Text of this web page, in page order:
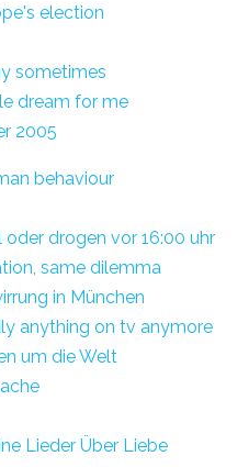
election
sometimes
dream for me
2005
behaviour
oder drogen vor 16:00 uhr
same dilemma
in München
anything on tv anymore
um die Welt
Lieder Über Liebe